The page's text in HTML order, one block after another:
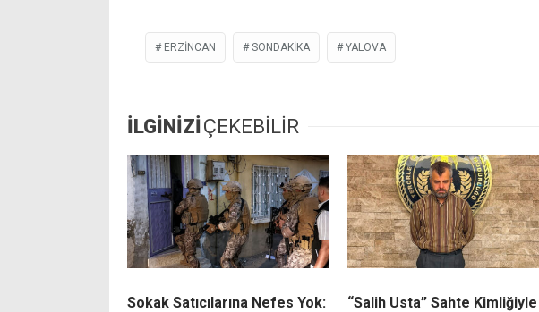
ERZİNCAN SONDAKIKA YALOVA
İLGİNİZİÇEKEBİLİR
Sokak Satıcılarına Nefes Yok:
“Salih Usta” Sahte Kimliğiyle